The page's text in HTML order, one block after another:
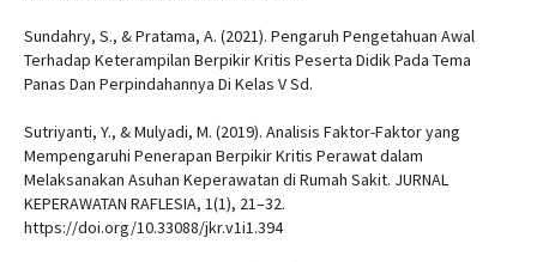
Sundahry, S., & Pratama, A. (2021). Pengaruh Pengetahuan Awal
Terhadap Keterampilan Berpikir Kritis Peserta Didik Pada Tema
Panas Dan Perpindahannya Di Kelas V Sd.
Sutriyanti, Y., & Mulyadi, M. (2019). Analisis Faktor-Faktor yang
Mempengaruhi Penerapan Berpikir Kritis Perawat dalam
Melaksanakan Asuhan Keperawatan di Rumah Sakit. JURNAL
KEPERAWATAN RAFLESIA, 1(1), 21–32.
https://doi.org/10.33088/jkr.v1i1.394